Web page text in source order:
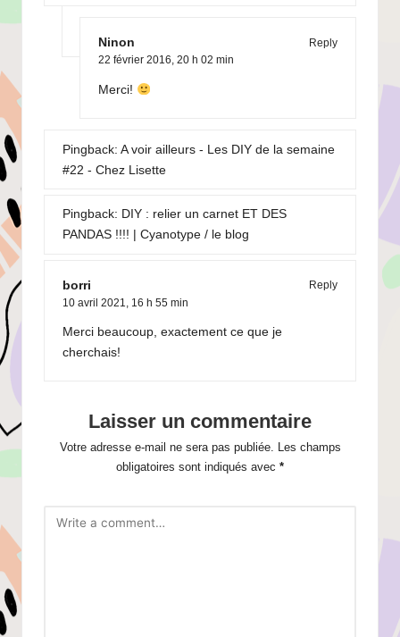
Ninon
Reply
22 février 2016, 20 h 02 min
Merci!
Pingback: A voir ailleurs - Les DIY de la semaine
#22 - Chez Lisette
Pingback: DIY : relier un carnet ET DES
PANDAS !!!! | Cyanotype / le blog
borri
Reply
10 avril 2021, 16 h 55 min
Merci beaucoup, exactement ce que je
cherchais!
Laisser un commentaire
Votre adresse e-mail ne sera pas publiée. Les champs
obligatoires sont indiqués avec *